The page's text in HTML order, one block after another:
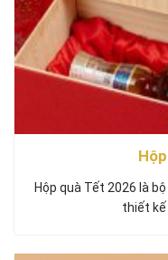
Hộp quà Tết 2026 là
thiết kế